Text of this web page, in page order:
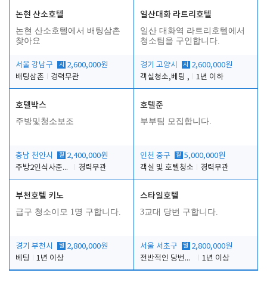
논현 산소호텔
논현 산소호텔에서 배팅삼촌
찾아요
서울 강남구 시
2,600,000원
배팅삼촌
경력무관
일산대화 라트리호텔
일산 대화역 라트리호텔에서
청소팀을 구인합니다.
경기 고양시 시
2,600,000원
객실청소,베팅 ,
1년 이하
호텔박스
주방및청소보조
충남 천안시 월 2,400,000원
주방2인식사준비및청소린렌보조
경력무관
호텔준
부부팀 모집합니다.
인천 중구 월 5,000,000원
객실 및 호텔청소
경력무관
부천호텔 키노
급구 청소이모 1명 구합니다.
경기 부천시 월 2,800,000원
베팅
1년 이상
스타일호텔
3교대 당번 구합니다.
서울 서초구 월 2,800,000원
전반적인 당번업무
1년 이상